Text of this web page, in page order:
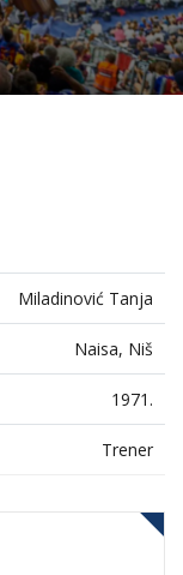
Miladinović Tanja
Naisa, Niš
1971.
Trener